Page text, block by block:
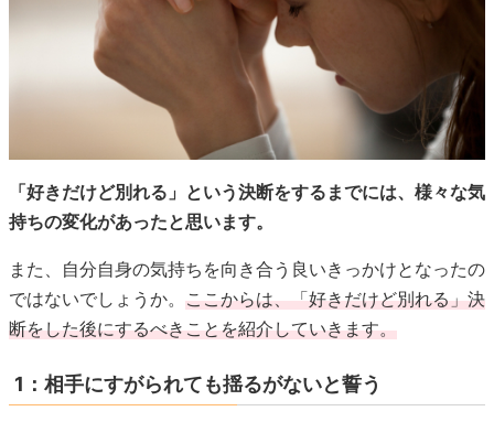
「好きだけど別れる」という決断をするまでには、様々な気
持ちの変化があったと思います。
また、自分自身の気持ちを向き合う良いきっかけとなったの
ではないでしょうか。 ここからは、「好きだけど別れる」決
断をした後にするべきことを紹介していきます。
1：相手にすがられても揺るがないと誓う